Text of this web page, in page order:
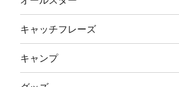
キャッチフレーズ
キャンプ